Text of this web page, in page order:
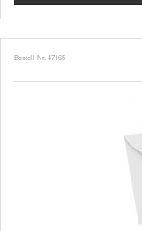
Bestell-Nr. 47165